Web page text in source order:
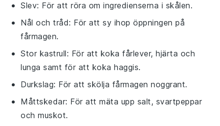
Slev: För att röra om ingredienserna i skålen.
Nål och tråd: För att sy ihop öppningen på
fårmagen.
Stor kastrull: För att koka fårlever, hjärta och
lunga samt för att koka haggis.
Durkslag: För att skölja fårmagen noggrant.
Måttskedar: För att mäta upp salt, svartpeppar
och muskot.